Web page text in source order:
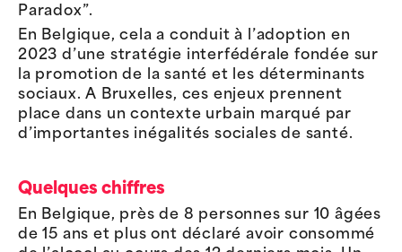
Paradox”.
En Belgique, cela a conduit à l’adoption en
2023 d’une stratégie interfédérale fondée sur
la promotion de la santé et les déterminants
sociaux. A Bruxelles, ces enjeux prennent
place dans un contexte urbain marqué par
d’importantes inégalités sociales de santé.
Quelques chiffres
En Belgique, près de 8 personnes sur 10 âgées
de 15 ans et plus ont déclaré avoir consommé